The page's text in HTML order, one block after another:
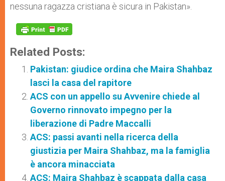
nessuna ragazza cristiana è sicura in Pakistan».
Related Posts:
Pakistan: giudice ordina che Maira Shahbaz
lasci la casa del rapitore
ACS con un appello su Avvenire chiede al
Governo rinnovato impegno per la
liberazione di Padre Maccalli
ACS: passi avanti nella ricerca della
giustizia per Maira Shahbaz, ma la famiglia
è ancora minacciata
ACS: Maira Shahbaz è scappata dalla casa